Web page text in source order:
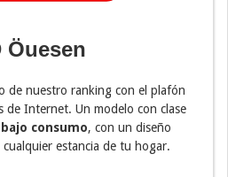
Öuesen
de nuestro ranking con el plafón
de Internet. Un modelo con clase
consumo, con un diseño
estancia de tu hogar.